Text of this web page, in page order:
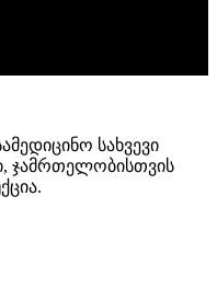
სახვევი
ჯამრთელობისთვის